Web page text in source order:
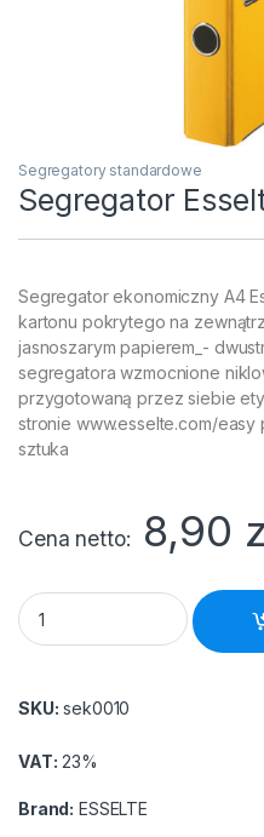
Segregatory standardowe
Segregator
Segregator ekonomiczny A4
kartonu pokrytego na
jasnoszarym papierem_-
segregatora wzmocnione
przygotowaną przez siebie
stronie www.esselte.com/easy
sztuka
Cena netto 8,90
Segregator Esselte Eko A4/
SKU: sek0010
VAT: 23%
Brand: ESSELTE